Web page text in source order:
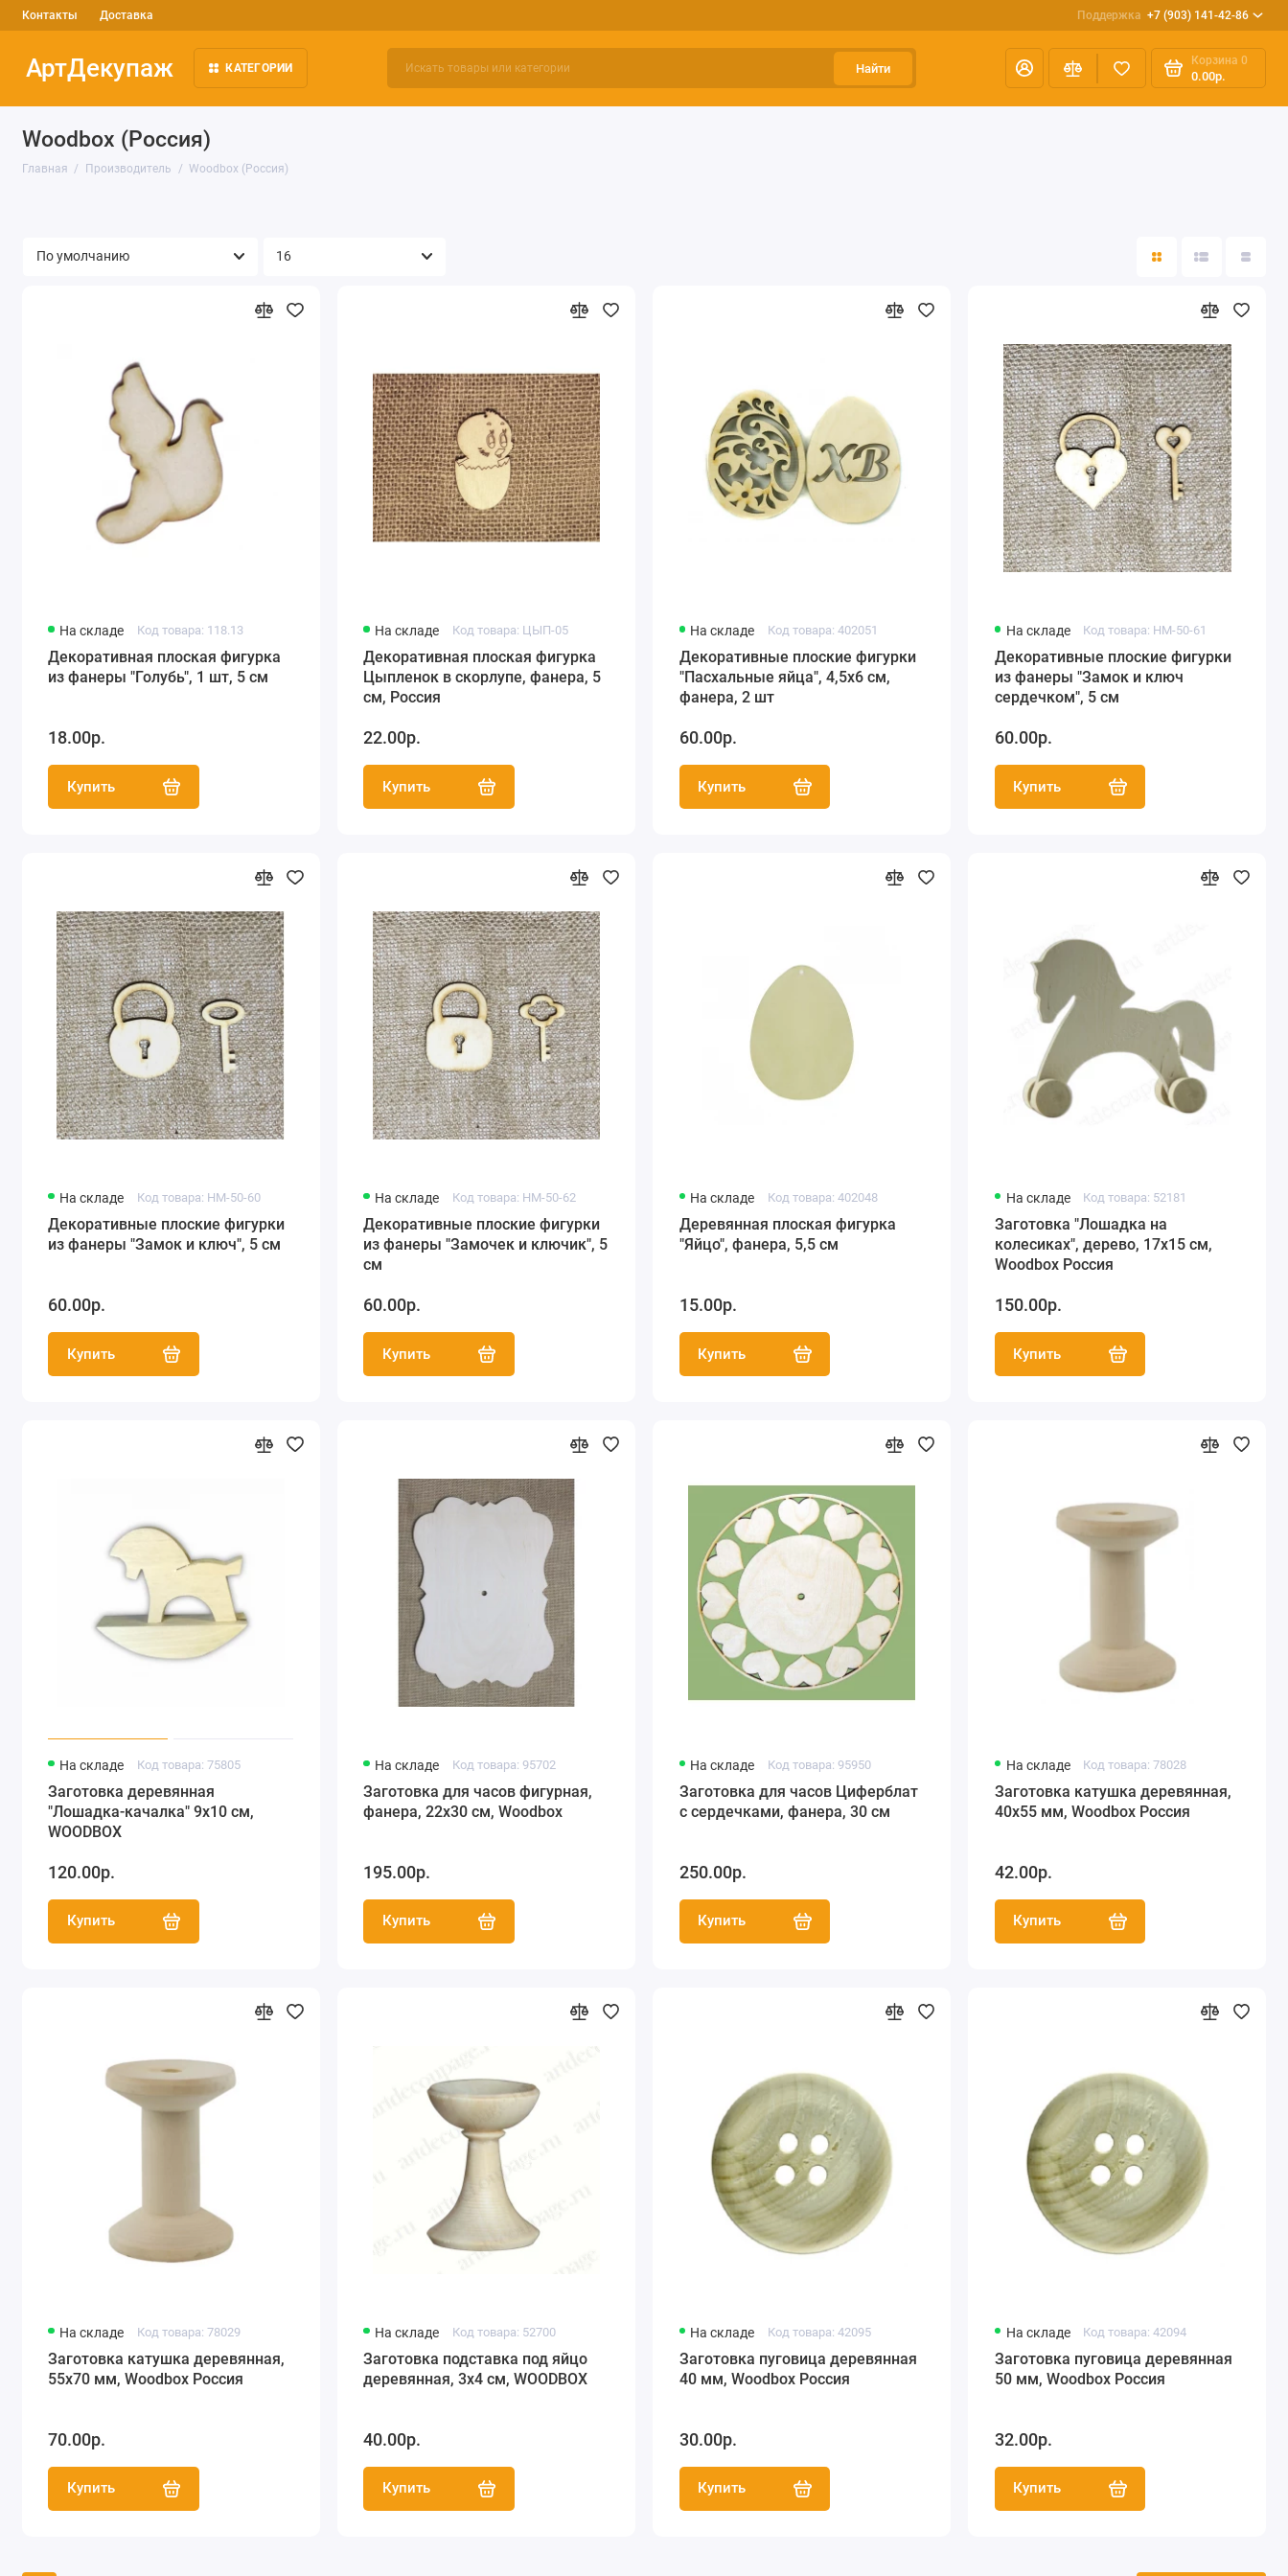
Контакты Доставка Поддержка +7 (903) 141-42-86
АртДекупаж КАТЕГОРИИ Найти
Корзина 0
0.00р.
Woodbox (Россия)
Главная Производитель Woodbox (Россия)
На складе Код товара: 118.13
Декоративная плоская фигурка
из фанеры "Голубь", 1 шт, 5 см
18.00р.
Купить
На складе Код товара: ЦЫП-05
Декоративная плоская фигурка
Цыпленок в скорлупе, фанера, 5
см, Россия
22.00р.
Купить
На складе Код товара: 402051
Декоративные плоские фигурки
"Пасхальные яйца", 4,5х6 см,
фанера, 2 шт
60.00р.
Купить
На складе Код товара: HM-50-61
Декоративные плоские фигурки
из фанеры "Замок и ключ
сердечком", 5 см
60.00р.
Купить
На складе Код товара: HM-50-60
Декоративные плоские фигурки
из фанеры "Замок и ключ", 5 см
60.00р.
Купить
На складе Код товара: HM-50-62
Декоративные плоские фигурки
из фанеры "Замочек и ключик", 5
см
60.00р.
Купить
На складе Код товара: 402048
Деревянная плоская фигурка
"Яйцо", фанера, 5,5 см
15.00р.
Купить
На складе Код товара: 52181
Заготовка "Лошадка на
колесиках", дерево, 17х15 см,
Woodbox Россия
150.00р.
Купить
На складе Код товара: 75805
Заготовка деревянная
"Лошадка-качалка" 9х10 см,
WOODBOX
120.00р.
Купить
На складе Код товара: 95702
Заготовка для часов фигурная,
фанера, 22х30 см, Woodbox
195.00р.
Купить
На складе Код товара: 95950
Заготовка для часов Циферблат
с сердечками, фанера, 30 см
250.00р.
Купить
На складе Код товара: 78028
Заготовка катушка деревянная,
40х55 мм, Woodbox Россия
42.00р.
Купить
На складе Код товара: 78029
Заготовка катушка деревянная,
55х70 мм, Woodbox Россия
70.00р.
Купить
На складе Код товара: 52700
Заготовка подставка под яйцо
деревянная, 3х4 см, WOODBOX
40.00р.
Купить
На складе Код товара: 42095
Заготовка пуговица деревянная
40 мм, Woodbox Россия
30.00р.
Купить
На складе Код товара: 42094
Заготовка пуговица деревянная
50 мм, Woodbox Россия
32.00р.
Купить